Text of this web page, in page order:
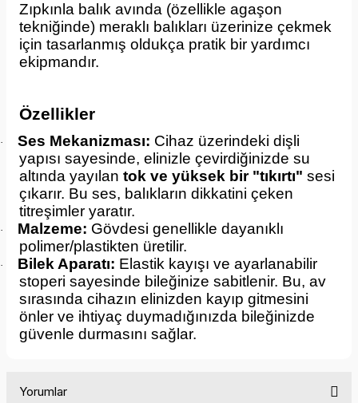
Zıpkınla balık avında (özellikle agaşon
tekniğinde) meraklı balıkları üzerinize çekmek
için tasarlanmış oldukça pratik bir yardımcı
ekipmandır.
Özellikler
· Ses Mekanizması: Cihaz üzerindeki dişli
yapısı sayesinde, elinizle çevirdiğinizde su
altında yayılan tok ve yüksek bir "tıkırtı" sesi
çıkarır. Bu ses, balıkların dikkatini çeken
titreşimler yaratır.
· Malzeme: Gövdesi genellikle dayanıklı
polimer/plastikten üretilir.
· Bilek Aparatı: Elastik kayışı ve ayarlanabilir
stoperi sayesinde bileğinize sabitlenir. Bu, av
sırasında cihazın elinizden kayıp gitmesini
önler ve ihtiyaç duymadığınızda bileğinizde
güvenle durmasını sağlar.
Yorumlar